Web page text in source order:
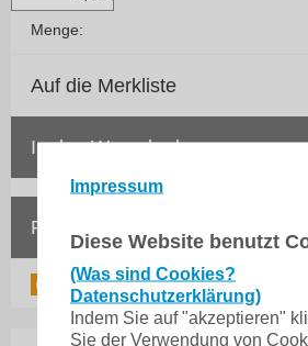
Impressum
Diese Website benutzt
(Was sind Cookies?
Datenschutzerklärung)
Indem Sie auf "akzeptieren"
Sie der Verwendung von
Menge:
Auf die Merkliste
In den Warenkorb
Frage zum Artikel